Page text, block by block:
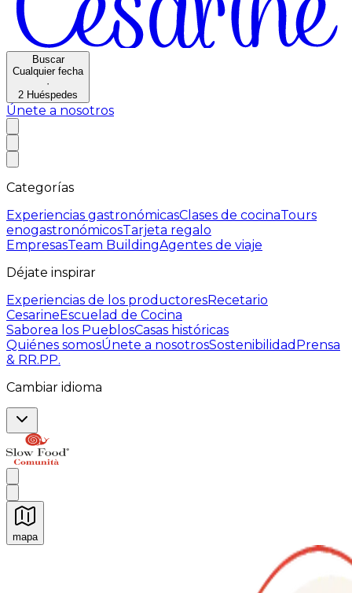
Buscar
Cualquier fecha
·
2 Huéspedes
Únete a nosotros
Categorías
Experiencias gastronómicasClases de cocinaTours
enogastronómicosTarjeta regalo
EmpresasTeam BuildingAgentes de viaje
Déjate inspirar
Experiencias de los productoresRecetario
CesarineEscuelad de Cocina
Saborea los PueblosCasas históricas
Quiénes somosÚnete a nosotrosSostenibilidad Prensa
& RR.PP.
Cambiar idioma
mapa
Experiencias culinarias inolvidables: Experiencias